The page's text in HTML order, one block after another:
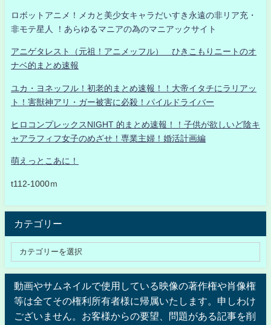
ロボットアニメ！メカと美少女キャラだいすき永遠の非リア充・
非モテ星人 ！あらゆるマニアの為のマニアックサイト
アニゲタレスト（元祖！アニメッフル） ひきこもりニートのオ
ナベ的まとめ速報
ユカ・ヨネッフル！初老的まとめ速報！！大帝イタチにラリアッ
ト！害獣神アリ・ガー被害に必殺！パイルドライバー
ヒロコンプレックスNIGHT 的まとめ速報！！子供が欲しいど陰キ
ャアラフィフ女子のめざせ！専業主婦！婚活計画編
萌えっとこあに！
t112-1000ｍ
カテゴリー
動画やサムネイルで使用している映像の著作権や肖像権
等は全てその権利所有者様に帰属いたします。申しわけ
ございません。お客様からの要望、問題がある記事を削